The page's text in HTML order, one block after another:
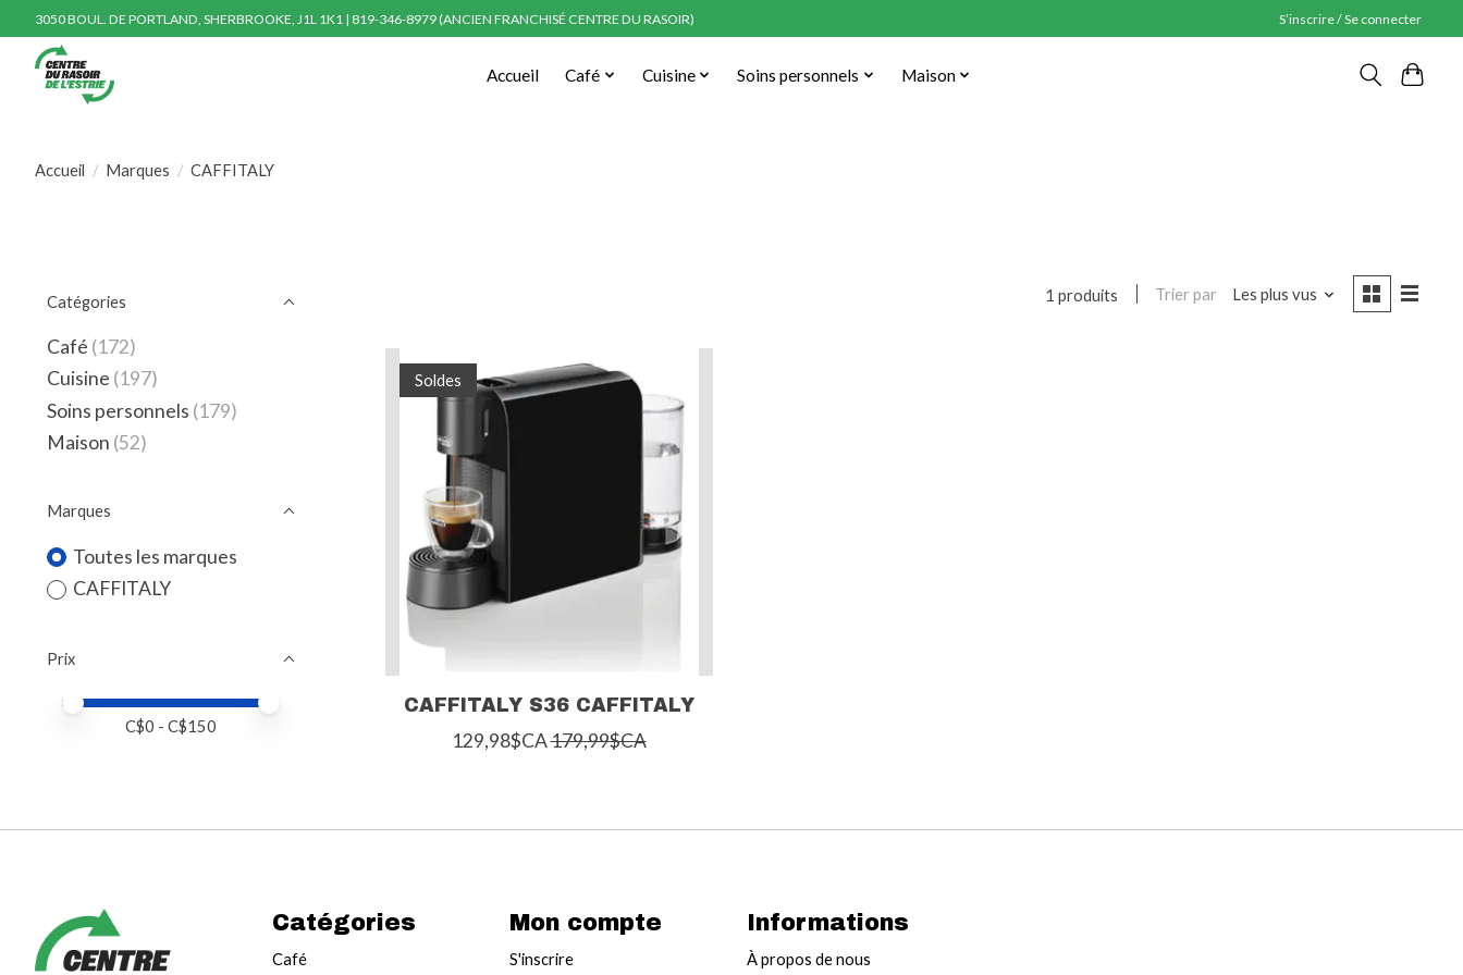
3050 BOUL. DE PORTLAND, SHERBROOKE, J1L 1K1 | 819-346-8979 (ANCIEN FRANCHISÉ CENTRE DU RASOIR) S’inscrire / Se connecter
Accueil Café Cuisine Soins personnels Maison
Accueil / Marques / CAFFITALY
Catégories
Café (172)
Cuisine (197)
Soins personnels (179)
Maison (52)
Marques
Toutes les marques
CAFFITALY
Prix
Prix minimum
Price maximum value
C$0 - C$150
1 produits Trier par Les plus vus
Soldes
CAFFITALY S36 CAFFITALY
129,98$CA179,99$CA
Catégories
Café
Mon compte
S'inscrire
Informations
À propos de nous